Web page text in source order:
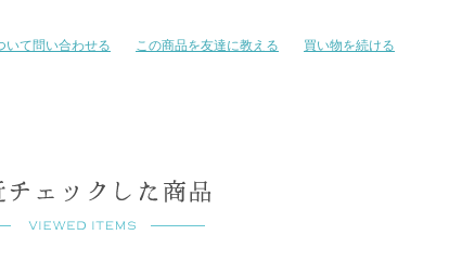
いて問い合わせる この商品を友達に教える
買い物を続ける